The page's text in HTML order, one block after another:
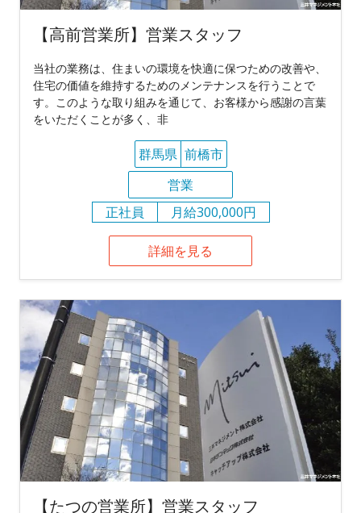
【高前営業所】営業スタッフ
当社の業務は、住まいの環境を快適に保つための改善や、
住宅の価値を維持するためのメンテナンスを行うことで
す。このような取り組みを通じて、お客様から感謝の言葉
をいただくことが多く、非
群馬県 前橋市
営業
正社員
月給300,000円
詳細を見る
【たつの営業所】営業スタッフ